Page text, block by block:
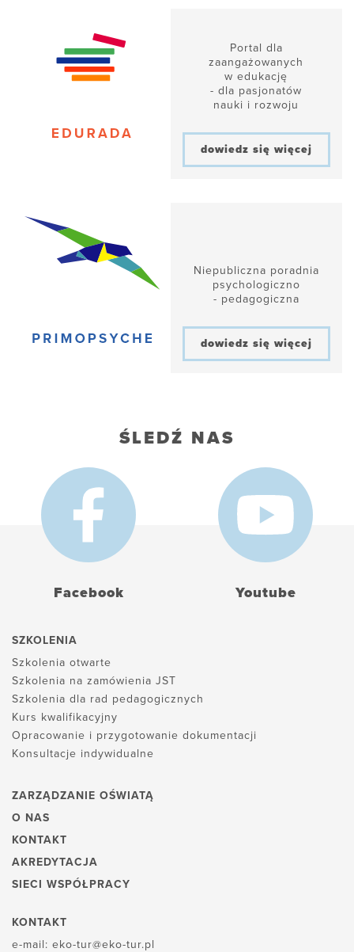
Portal dla
zaangażowanych
w edukację
- dla pasjonatów
nauki i rozwoju
dowiedz się więcej
Niepubliczna poradnia
psychologiczno
- pedagogiczna
dowiedz się więcej
ŚLEDŹ NAS
Facebook Youtube
SZKOLENIA
Szkolenia otwarte
Szkolenia na zamówienia JST
Szkolenia dla rad pedagogicznych
Kurs kwalifikacyjny
Opracowanie i przygotowanie dokumentacji
Konsultacje indywidualne
ZARZĄDZANIE OŚWIATĄ
O NAS
KONTAKT
AKREDYTACJA
SIECI WSPÓŁPRACY
KONTAKT
e-mail: eko-tur@eko-tur.pl